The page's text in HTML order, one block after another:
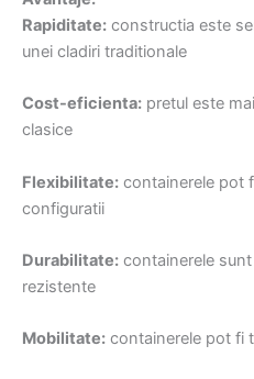
Rapiditate: constructia este
unei cladiri traditionale
Cost-eficienta: pretul este
clasice
Flexibilitate: containerele pot
configuratii
Durabilitate: containerele
rezistente
Mobilitate: containerele pot fi